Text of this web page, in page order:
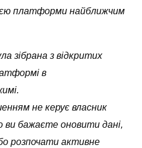
платформи найближчим
зібрана з відкритих
в
не керує власник
ви бажаєте оновити дані,
розпочати активне